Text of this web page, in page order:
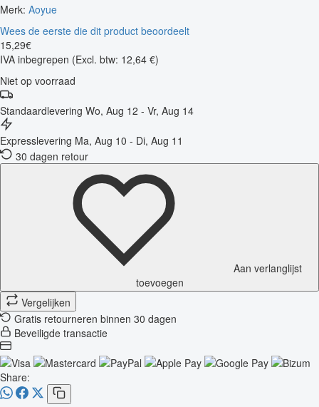
Merk: Aoyue
Wees de eerste die dit product beoordeelt
15,29€
IVA inbegrepen (Excl. btw: 12,64 €)
Niet op voorraad
Standaardlevering Wo, Aug 12 - Vr, Aug 14
Expresslevering Ma, Aug 10 - Di, Aug 11
30 dagen retour
Aan verlanglijst
toevoegen
Vergelijken
Gratis retourneren binnen 30 dagen
Beveiligde transactie
Share: